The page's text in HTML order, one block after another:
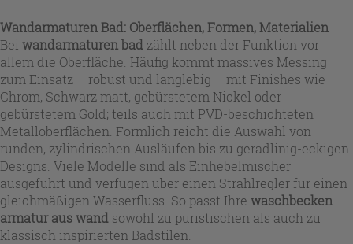
Wandarmaturen Bad: Oberflächen, Formen, Materialien
Bei wandarmaturen bad zählt neben der Funktion vor
allem die Oberfläche. Häufig kommt massives Messing
zum Einsatz – robust und langlebig – mit Finishes wie
Chrom, Schwarz matt, gebürstetem Nickel oder
gebürstetem Gold; teils auch mit PVD-beschichteten
Metalloberflächen. Formlich reicht die Auswahl von
runden, zylindrischen Ausläufen bis zu geradlinig-eckigen
Designs. Viele Modelle sind als Einhebelmischer
ausgeführt und verfügen über einen Strahlregler für einen
gleichmäßigen Wasserfluss. So passt Ihre waschbecken
armatur aus wand sowohl zu puristischen als auch zu
klassisch inspirierten Badstilen.